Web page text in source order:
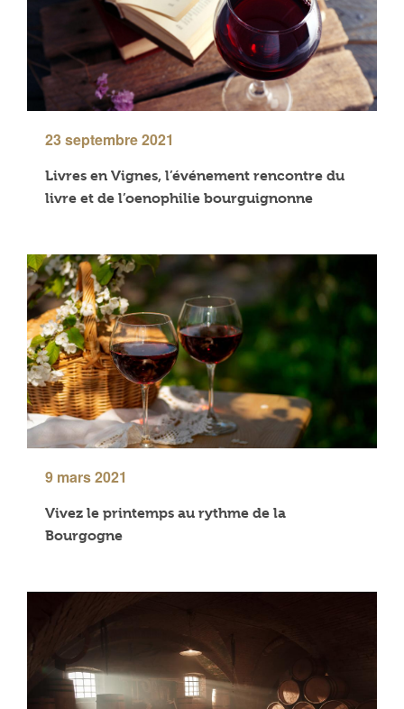
23 septembre 2021
Livres en Vignes, l’événement rencontre du
livre et de l’oenophilie bourguignonne
9 mars 2021
Vivez le printemps au rythme de la
Bourgogne